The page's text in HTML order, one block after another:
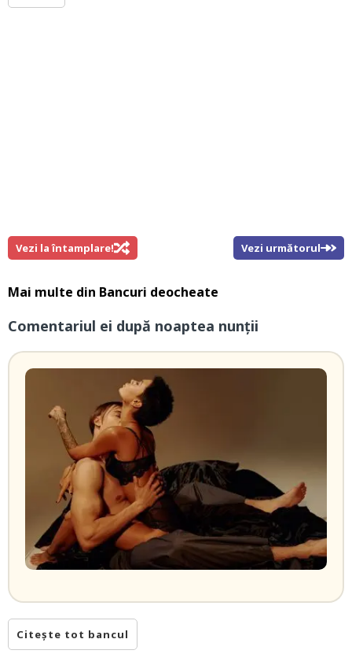
Vezi la întamplare! Vezi următorul
Mai multe din Bancuri deocheate
Comentariul ei după noaptea nunții
Citește tot bancul